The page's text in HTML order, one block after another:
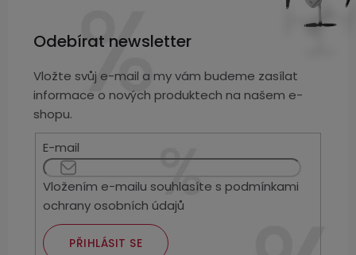
Odebírat newsletter
Vložte svůj e-mail a my vám budeme zasílat
informace o nových produktech na našem e-
shopu.
E-mail
Vložením e-mailu souhlasíte spodmínkami
ochrany osobních údajů
PŘIHLÁSIT SE